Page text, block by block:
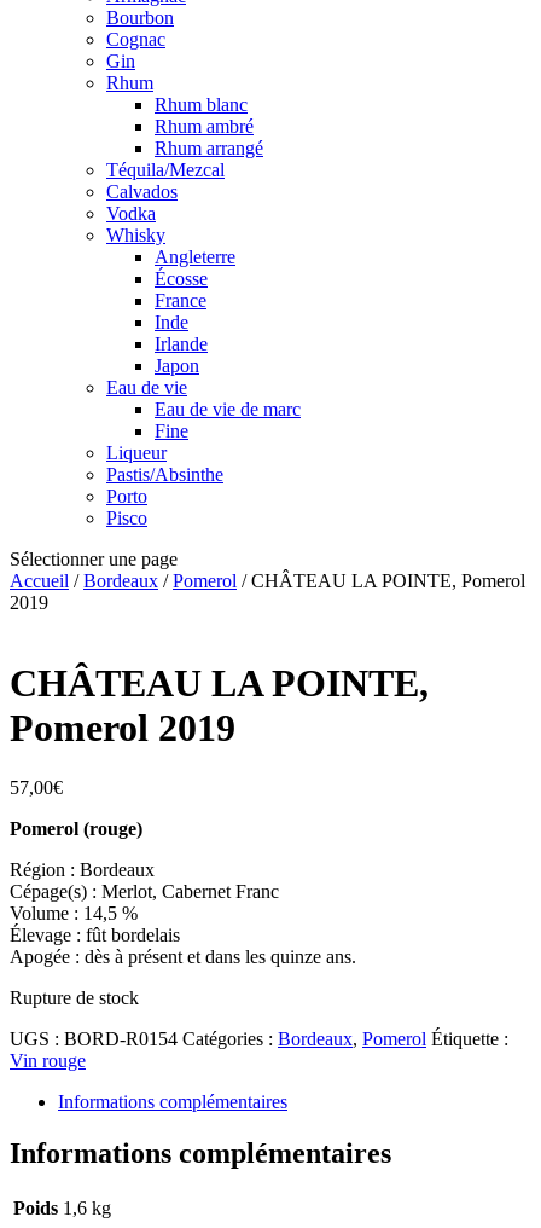
Bourbon
Cognac
Gin
Rhum
Rhum blanc
Rhum ambré
Rhum arrangé
Téquila/Mezcal
Calvados
Vodka
Whisky
Angleterre
Écosse
France
Inde
Irlande
Japon
Eau de vie
Eau de vie de marc
Fine
Liqueur
Pastis/Absinthe
Porto
Pisco
Sélectionner une page
Accueil /Bordeaux /Pomerol / CHÂTEAU LA POINTE, Pomerol
2019
CHÂTEAU LA POINTE,
Pomerol 2019
57,00€
Pomerol (rouge)
Région : Bordeaux
Cépage(s) : Merlot, Cabernet Franc
Volume : 14,5 %
Élevage : fût bordelais
Apogée : dès à présent et dans les quinze ans.
Rupture de stock
UGS : BORD-R0154 Catégories : Bordeaux, Pomerol Étiquette :
Vin rouge
Informations complémentaires
Informations complémentaires
Poids 1,6 kg